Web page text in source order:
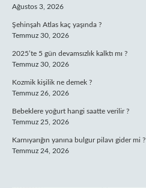
Ağustos 3, 2026
Şehinşah Atlas kaç yaşında ?
Temmuz 30, 2026
2025’te 5 gün devamsızlık kalktı mı ?
Temmuz 30, 2026
Kozmik kişilik ne demek ?
Temmuz 26, 2026
Bebeklere yoğurt hangi saatte verilir ?
Temmuz 25, 2026
Karnıyarığın yanına bulgur pilavı gider mi ?
Temmuz 24, 2026